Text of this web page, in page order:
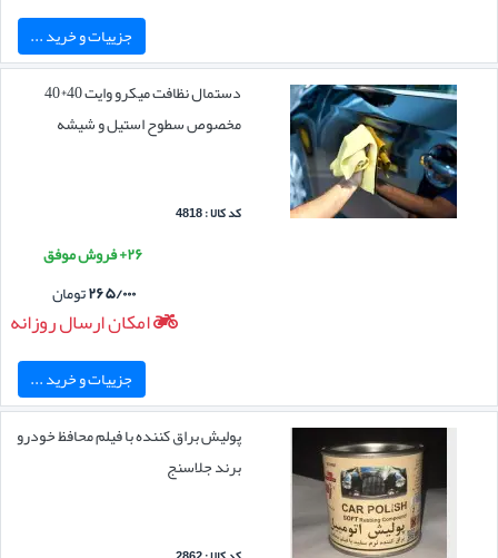
جزییات و خرید ...
دستمال نظافت میکرو وایت 40*40
مخصوص سطوح استیل و شیشه
کد کالا : 4818
۲۶+ فروش موفق
۲۶۵/۰۰۰تومان
امکان ارسال روزانه
جزییات و خرید ...
پولیش براق کننده با فیلم محافظ خودرو
برند جلاسنج